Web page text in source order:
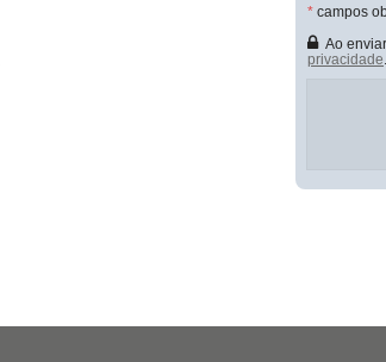
* campos
Ao enviar
privacidade